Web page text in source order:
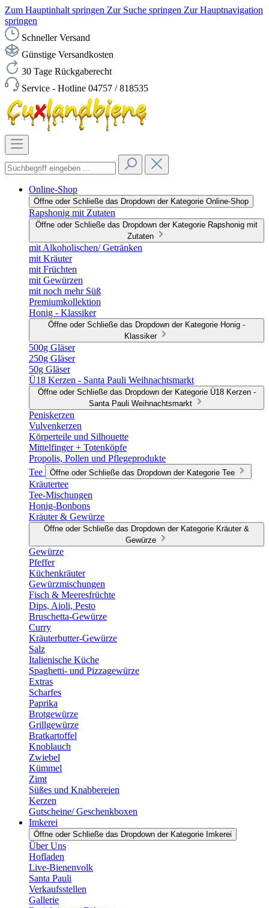
Zum Hauptinhalt springen Zur Suche springen Zur Hauptnavigation
springen
Schneller Versand
Günstige Versandkosten
30 Tage Rückgaberecht
Service - Hotline 04757 / 818535
Online-Shop
Öffne oder Schließe das Dropdown der Kategorie Online-Shop
Rapshonig mit Zutaten
Öffne oder Schließe das Dropdown der Kategorie Rapshonig mit
Zutaten
mit Alkoholischen/ Getränken
mit Kräuter
mit Früchten
mit Gewürzen
mit noch mehr Süß
Premiumkollektion
Honig - Klassiker
Öffne oder Schließe das Dropdown der Kategorie Honig -
Klassiker
500g Gläser
250g Gläser
50g Gläser
Ü18 Kerzen - Santa Pauli Weihnachtsmarkt
Öffne oder Schließe das Dropdown der Kategorie Ü18 Kerzen -
Santa Pauli Weihnachtsmarkt
Peniskerzen
Vulvenkerzen
Körperteile und Silhouette
Mittelfinger + Totenköpfe
Propolis, Pollen und Pflegeprodukte
Tee
Öffne oder Schließe das Dropdown der Kategorie Tee
Kräutertee
Tee-Mischungen
Honig-Bonbons
Kräuter & Gewürze
Öffne oder Schließe das Dropdown der Kategorie Kräuter &
Gewürze
Gewürze
Pfeffer
Küchenkräuter
Gewürzmischungen
Fisch & Meeresfrüchte
Dips, Aioli, Pesto
Bruschetta-Gewürze
Curry
Kräuterbutter-Gewürze
Salz
Italienische Küche
Spaghetti- und Pizzagewürze
Extras
Scharfes
Paprika
Brotgewürze
Grillgewürze
Bratkartoffel
Knoblauch
Zwiebel
Kümmel
Zimt
Süßes und Knabbereien
Kerzen
Gutscheine/ Geschenkboxen
Imkerei
Öffne oder Schließe das Dropdown der Kategorie Imkerei
Über Uns
Hofladen
Live-Bienenvolk
Santa Pauli
Verkaufsstellen
Gallerie